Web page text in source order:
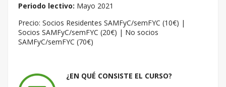
Periodo lectivo: Mayo 2021
Precio: Socios Residentes SAMFyC/semFYC (10€) |
Socios SAMFyC/semFYC (20€) | No socios
SAMFyC/semFYC (70€)
¿EN QUÉ CONSISTE EL CURSO?